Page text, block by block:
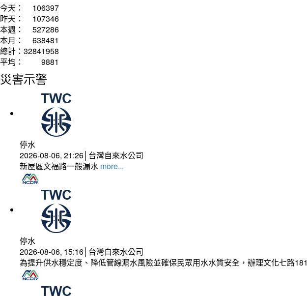
今天：
106397
昨天：
107346
本週：
527286
本月：
638481
總計： 32841958
平均：
9881
災害示警
停水
2026-08-06, 21:26│台灣自來水公司
新屋區文福路一般漏水 more...
停水
2026-08-06, 15:16│台灣自來水公司
為提升供水穩定度、降低管線漏水風險並確保民眾用水水質安全，辦理文化七路